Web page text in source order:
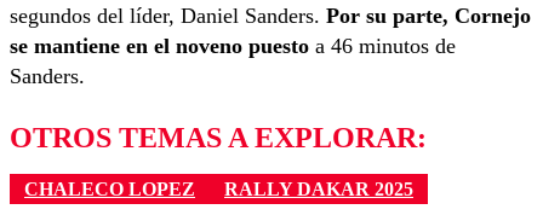
segundos del líder, Daniel Sanders. Por su parte, Cornejo
se mantiene en el noveno puesto a 46 minutos de
Sanders.
OTROS TEMAS A EXPLORAR:
CHALECO LOPEZ RALLY DAKAR 2025